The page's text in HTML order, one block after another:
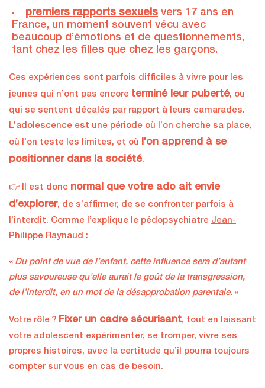
premiers rapports sexuels vers 17 ans en
France, un moment souvent vécu avec
beaucoup d’émotions et de questionnements,
tant chez les filles que chez les garçons.
Ces expériences sont parfois difficiles à vivre pour les
jeunes qui n’ont pas encore terminé leur puberté, ou
qui se sentent décalés par rapport à leurs camarades.
L’adolescence est une période où l’on cherche sa place,
où l’on teste les limites, et où l’on apprend à se
positionner dans la société.
👉 Il est donc normal que votre ado ait envie
d’explorer, de s’affirmer, de se confronter parfois à
l’interdit. Comme l’explique le pédopsychiatre Jean-
Philippe Raynaud :
« Du point de vue de l’enfant, cette influence sera d’autant
plus savoureuse qu’elle aurait le goût de la transgression,
de l’interdit, en un mot de la désapprobation parentale. »
Votre rôle ? Fixer un cadre sécurisant, tout en laissant
votre adolescent expérimenter, se tromper, vivre ses
propres histoires, avec la certitude qu’il pourra toujours
compter sur vous en cas de besoin.